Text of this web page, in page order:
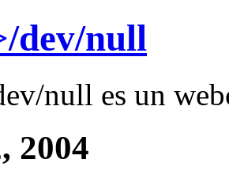
dev/null
null es un
2004